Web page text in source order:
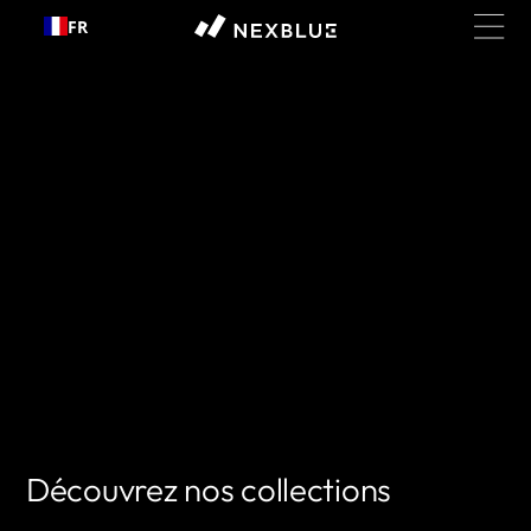
FR
Découvrez nos collections